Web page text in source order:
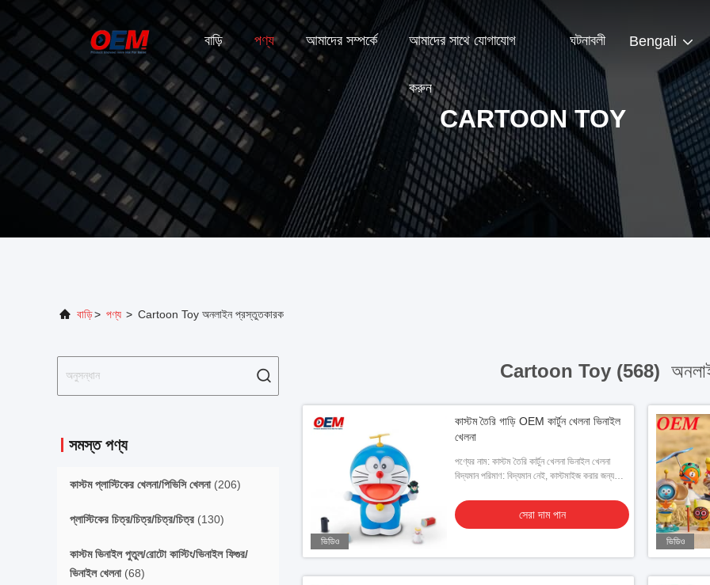
বাড়ি পণ্য আমাদের সম্পর্কে আমাদের সাথে যোগাযোগ
করুন
ঘটনাবলী Bengali
CARTOON TOY
বাড়ি> পণ্য > Cartoon Toy অনলাইন প্রস্তুতকারক
সমস্ত পণ্য
কাস্টম প্লাস্টিকের খেলনা/পিভিসি খেলনা(206)
প্লাস্টিকের চিত্র/চিত্র/চিত্র/চিত্র (130)
কাস্টম ভিনাইল পুতুল/রোটো কাস্টিং/ভিনাইল ফিগুর/
ভিনাইল খেলনা(68)
Cartoon Toy (568)
ভিডিও
কাস্টম তৈরি গাড়ি OEM কার্টুন খেলনা ভিনাইল
খেলনা
পণ্যের নাম: কাস্টম তৈরি কার্টুন খেলনা ভিনাইল খেলনা
বিদ্যমান পরিমাণ: বিদ্যমান নেই, কাস্টমাইজ করার জন্য
সেরা দাম পান
ভিডিও